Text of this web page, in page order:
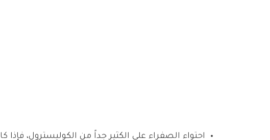
احتواء الصفراء على الكثير جداً من الكوليسترول، فإذا